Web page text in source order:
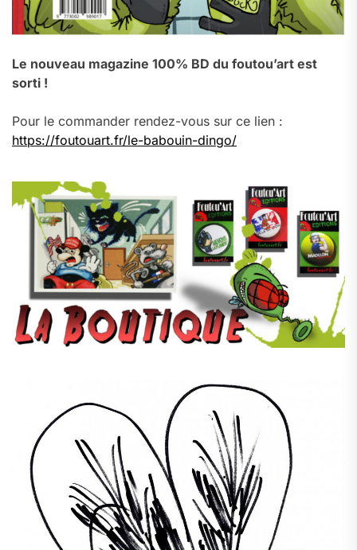
Le nouveau magazine 100% BD du foutou’art est
sorti !
Pour le commander rendez-vous sur ce lien :
https://foutouart.fr/le-babouin-dingo/